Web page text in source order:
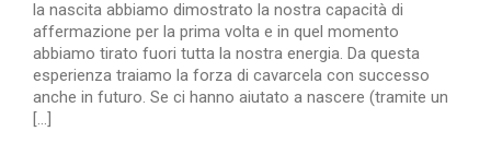
la nascita abbiamo dimostrato la nostra capacità di
affermazione per la prima volta e in quel momento
abbiamo tirato fuori tutta la nostra energia. Da questa
esperienza traiamo la forza di cavarcela con successo
anche in futuro. Se ci hanno aiutato a nascere (tramite un
[...]